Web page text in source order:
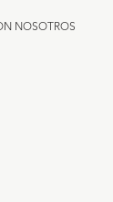
NOSOTROS